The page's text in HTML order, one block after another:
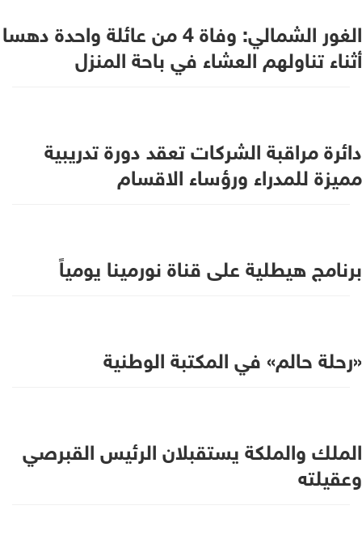
الغور الشمالي: وفاة 4 من عائلة واحدة دهسا
أثناء تناولهم العشاء في باحة المنزل
دائرة مراقبة الشركات تعقد دورة تدريبية
مميزة للمدراء ورؤساء الاقسام
برنامج هيطلية على قناة نورمينا يومياً
«رحلة حالم» في المكتبة الوطنية
الملك والملكة يستقبلان الرئيس القبرصي
وعقيلته